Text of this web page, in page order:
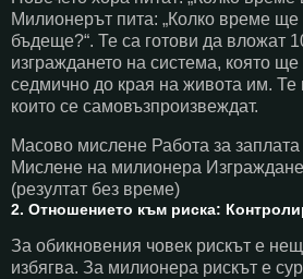
Милионерът пита: „Колко време ще
бъдеще?“. Те са готови да вложат
изграждането на система, която
седмично до края на живота им. Те
които се самовъзпроизвеждат.
Масово мислене Работа за
Мислене на милионера
(резултат без време)
2. Отношението към риска:
За обикновения човек рискът е
избягва. За милионера рискът е